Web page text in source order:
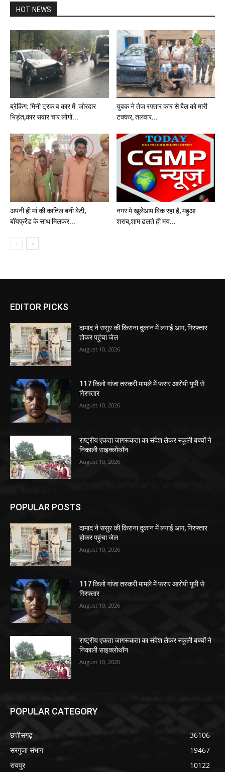
HOT NEWS
ब्रेकिंग: मिनी ट्रक व कार में जोरदार
भिड़ंत,कार सवार चार लोगों...
युवक ने तेज रफ्तार कार से बैल को मारी
टक्कर, तलवार...
अपनी ही मां की कातिल बनी बेटी,
बॉयफ्रेंड के साथ मिलकर...
नगर मे खुलेआम बिक रहा है, महुआ
शराब,शाम ढलते ही मय...
EDITOR PICKS
दामाद ने ससुर की किराना दुकान में लगाई आग, गिरफ्तार
होकर पहुंचा जेल
August 10, 2026
117 किलो गांजा तस्करी मामले में फरार आरोपी यूपी से
गिरफ्तार
August 10, 2026
राष्ट्रीय एकता जागरूकता का संदेश लेकर स्कूली बच्चों ने
निकाली साइक्लोथॉन
August 10, 2026
POPULAR POSTS
दामाद ने ससुर की किराना दुकान में लगाई आग, गिरफ्तार
होकर पहुंचा जेल
August 10, 2026
117 किलो गांजा तस्करी मामले में फरार आरोपी यूपी से
गिरफ्तार
August 10, 2026
राष्ट्रीय एकता जागरूकता का संदेश लेकर स्कूली बच्चों ने
निकाली साइक्लोथॉन
August 10, 2026
POPULAR CATEGORY
छत्तीसगढ़
36106
सरगुजा संभाग
19467
रायपुर
10122